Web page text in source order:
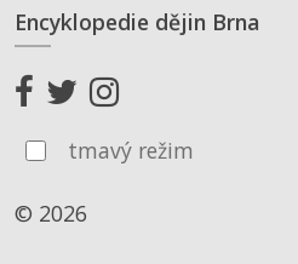
Encyklopedie dějin Brna
tmavý režim
© 2026